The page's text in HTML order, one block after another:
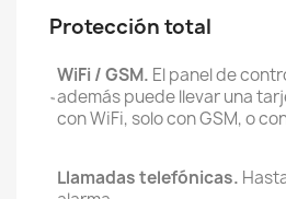
Protección total
WiFi / GSM. El panel de
además puede llevar una
con WiFi, solo con GSM, o
Llamadas telefónicas.